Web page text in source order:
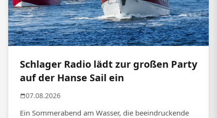
Schlager Radio lädt zur großen Party
auf der Hanse Sail ein
07.08.2026
Ein Sommerabend am Wasser, die beeindruckende